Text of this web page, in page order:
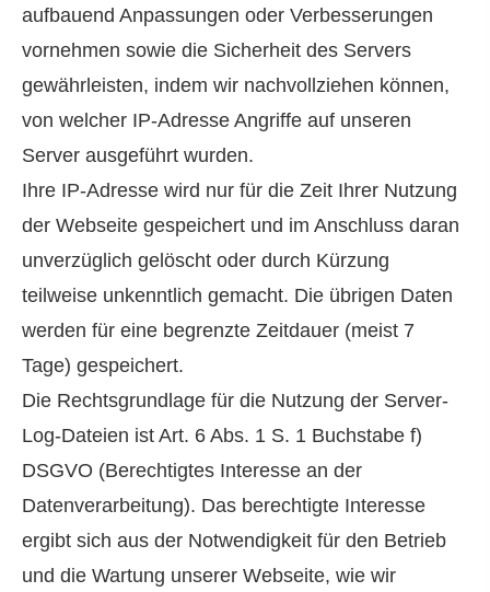
aufbauend Anpassungen oder Verbesserungen
vornehmen sowie die Sicherheit des Servers
gewährleisten, indem wir nachvollziehen können,
von welcher IP-Adresse Angriffe auf unseren
Server ausgeführt wurden.
Ihre IP-Adresse wird nur für die Zeit Ihrer Nutzung
der Webseite gespeichert und im Anschluss daran
unverzüglich gelöscht oder durch Kürzung
teilweise unkenntlich gemacht. Die übrigen Daten
werden für eine begrenzte Zeitdauer (meist 7
Tage) gespeichert.
Die Rechtsgrundlage für die Nutzung der Server-
Log-Dateien ist Art. 6 Abs. 1 S. 1 Buchstabe f)
DSGVO (Berechtigtes Interesse an der
Datenverarbeitung). Das berechtigte Interesse
ergibt sich aus der Notwendigkeit für den Betrieb
und die Wartung unserer Webseite, wie wir